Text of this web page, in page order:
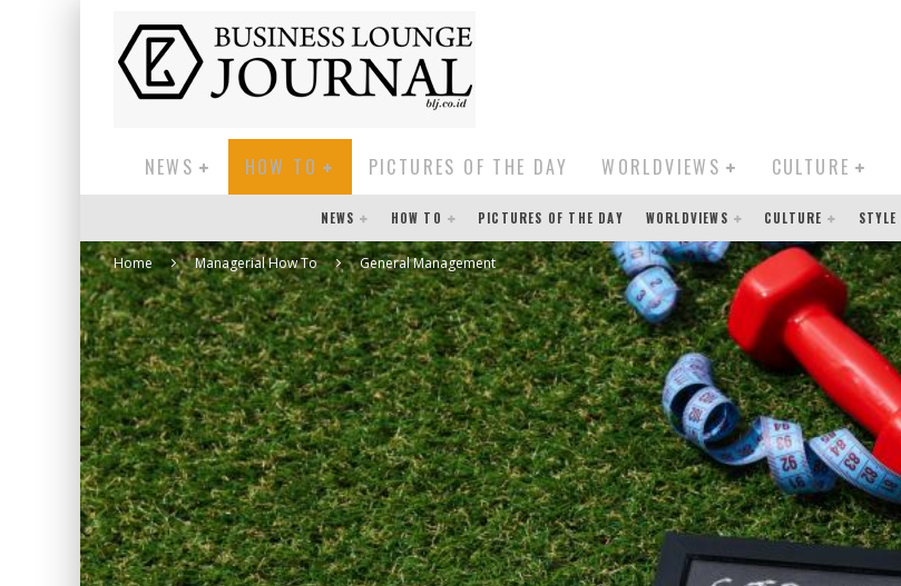
NEWS HOW TO PICTURES OF THE DAY WORLDVIEWS CULTURE
NEWS HOW TO PICTURES OF THE DAY WORLDVIEWS CULTURE STYLE
Home Managerial How To General Management